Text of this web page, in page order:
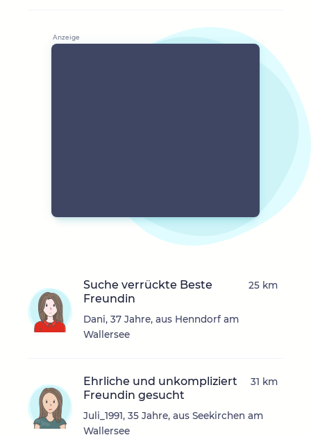
Suche verrückte Beste
Freundin
Dani, 37 Jahre, aus Henndorf am
Wallersee
25 km
Ehrliche und unkompliziert
Freundin gesucht
Juli_1991, 35 Jahre, aus Seekirchen am
Wallersee
31 km